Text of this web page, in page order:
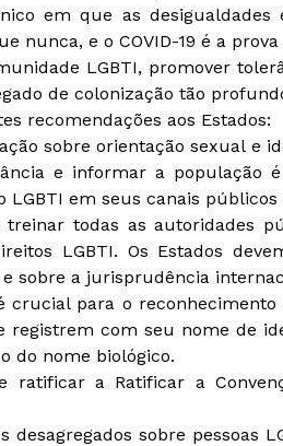
em que as
nunca, e o COVID-19 é a prova
LGBTI, promover
de colonização tão
recomendações aos Estados:
sobre orientação sexual e
e informar a população
em seus canais públicos
todas as autoridades
LGBTI. Os Estados
sobre a jurisprudência
para o
com seu nome de
do nome biológico.
ratificar a Ratificar a
desagregados sobre pessoas